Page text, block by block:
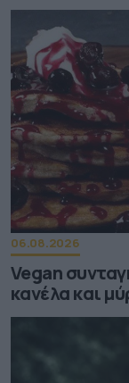
06.08.2026
Vegan
κανέλα και